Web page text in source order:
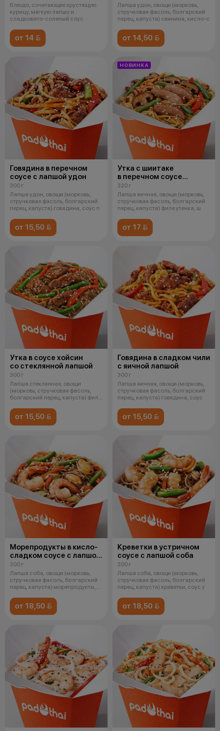
Блюдо, сочетающее хрустящую
курицу, мягкую лапшу и
сладковато-соленый соус
от 14 
Лапша удон, овощи (морковь,
стручковая фасоль, болгарский
перец, капуста) свинина, кисло-с
от 14,50 
Говядина в перечном
соусе с лапшой удон
300 г
Лапша удон, овощи (морковь,
стручковая фасоль, болгарский
перец, капуста) говядина, соус п
от 15,50 
НОВИНКА
Утка с шиитаке
в перечном соусе
с яичной лапшой
320 г
Лапша яичная, овощи (морковь,
стручковая фасоль, болгарский
перец, капуста) филе утенка, ш
от 17 
Утка в соусе хойсин
со стеклянной лапшой
300 г
Лапша стеклянная, овощи
(морковь, стручковая фасоль,
болгарский перец, капуста) филе
от 15,50 
Говядина в сладком чили
с яичной лапшой
300 г
Лапша яичная, овощи (морковь,
стручковая фасоль, болгарский
перец, капуста) говядина, соус
от 15,50 
Морепродукты в кисло-
сладком соусе с лапшой
соба
300 г
Лапша соба, овощи (морковь,
стручковая фасоль, болгарский
перец, капуста) морепродукты,
от 18,50 
Креветки в устричном
соусе с лапшой соба
300 г
Лапша соба, овощи (морковь,
стручковая фасоль, болгарский
перец, капуста) креветки, соус у
от 18,50 